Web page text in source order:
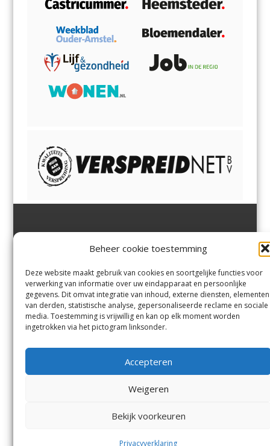
Beheer cookie toestemming
Deze website maakt gebruik van cookies en soortgelijke functies voor
verwerking van informatie over uw eindapparaat en persoonlijke
gegevens. Dit omvat integratie van inhoud, externe diensten, elementen
van derden, statistische analyse, gepersonaliseerde reclame en sociale
media. Toestemming is vrijwillig en kan op elk moment worden
ingetrokken via het pictogram linksonder.
Accepteren
Weigeren
Bekijk voorkeuren
Privacyverklaring
Margadantstraat 34
0255-533900
info@jutter.nlofinfo@hofgee
st.nl
Velserbroek,Velsen-Zuid,
Zuid,Driehuisen
Spaarnwoude.
Contact
Andere uitgaven
Voorwaarden
© Kennemerland Pers B.V.